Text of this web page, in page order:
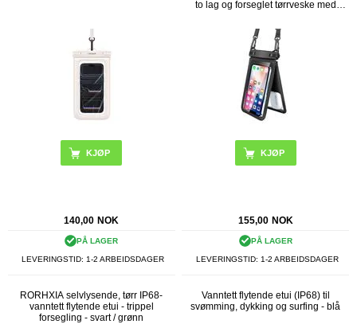
140,00 NOK
PÅ LAGER
LEVERINGSTID: 1-2 ARBEIDSDAGER
to lag og forseglet tørrveske med
155,00 NOK
PÅ LAGER
LEVERINGSTID: 1-2 ARBEIDSDAGER
RORHXIA selvlysende, tørr IP68-
vanntett flytende etui - trippel
forsegling - svart / grønn
Vanntett flytende etui (IP68) til
svømming, dykking og surfing - blå